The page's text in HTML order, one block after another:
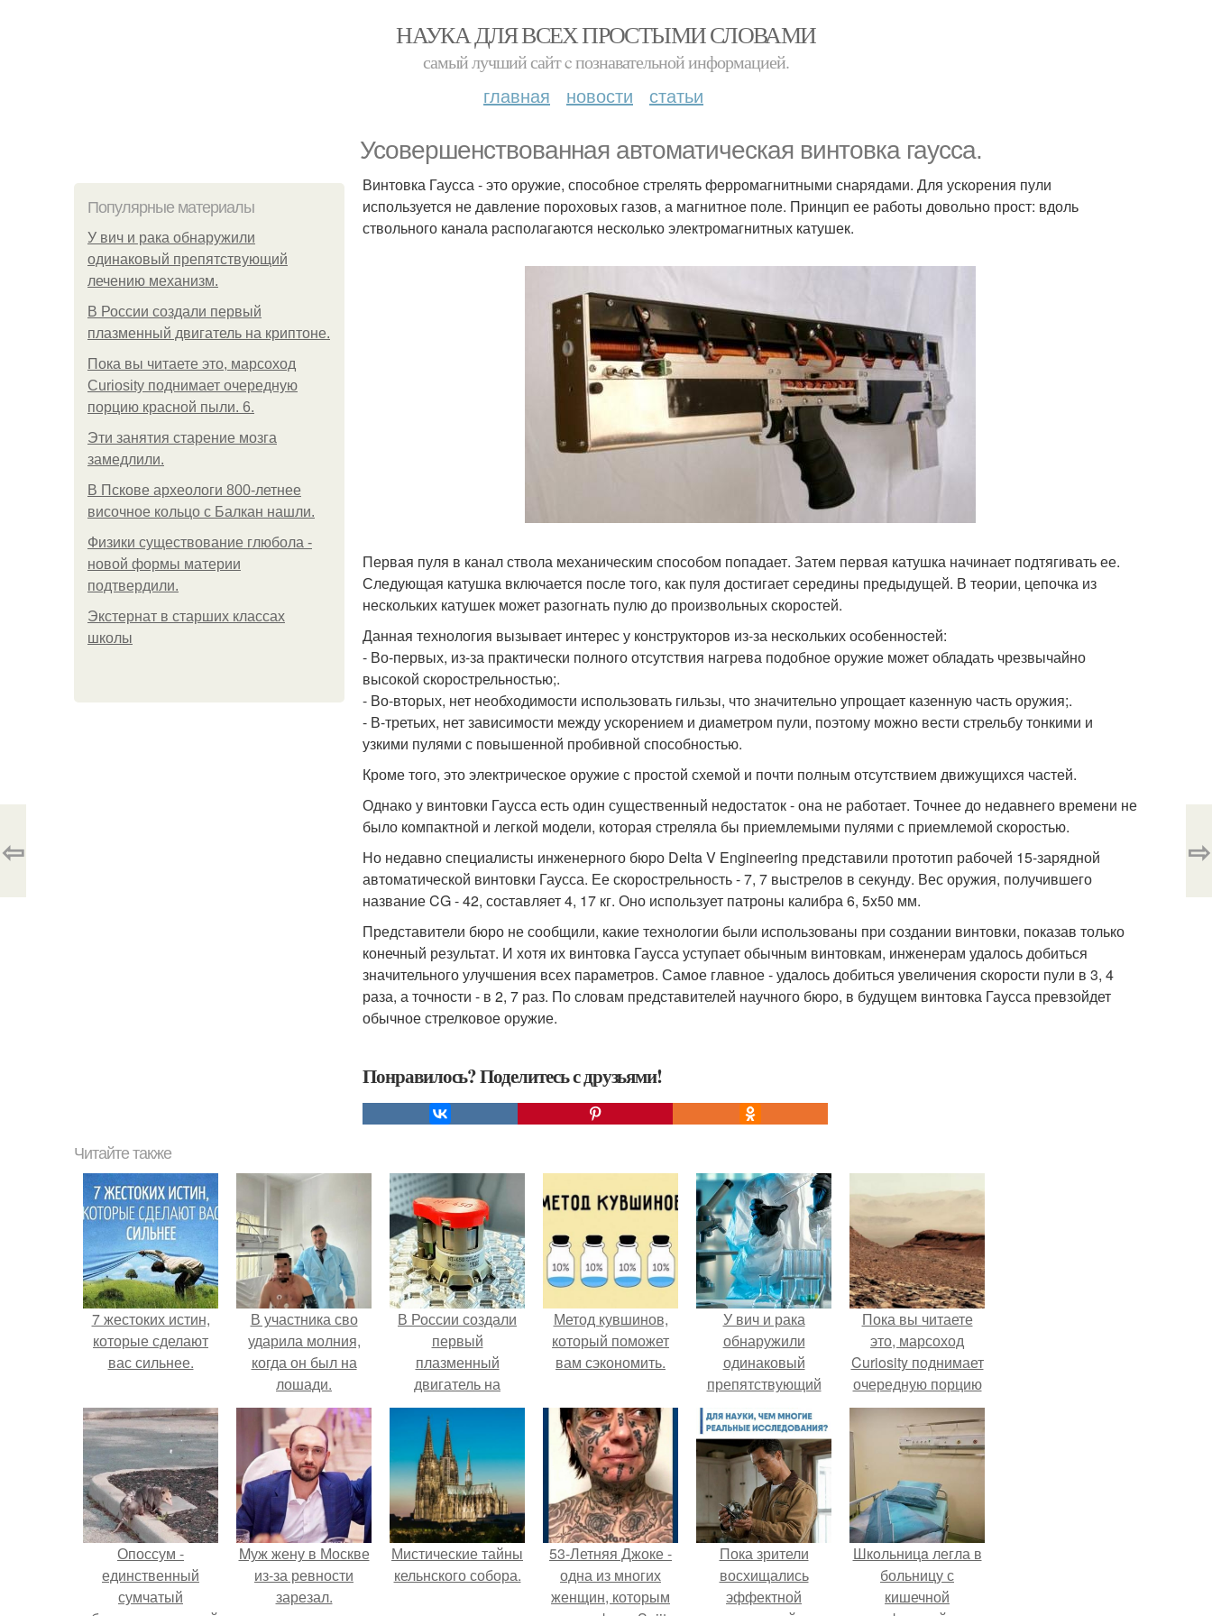
НАУКА ДЛЯ ВСЕХ ПРОСТЫМИ СЛОВАМИ
самый лучший сайт c познавательной информацией.
главная новости статьи
Усовершенствованная автоматическая винтовка гаусса.
Популярные материалы
У вич и рака обнаружили
одинаковый препятствующий
лечению механизм.
В России создали первый
плазменный двигатель на криптоне.
Пока вы читаете это, марсоход
Curiosity поднимает очередную
порцию красной пыли. 6.
Эти занятия старение мозга
замедлили.
В Пскове археологи 800-летнее
височное кольцо с Балкан нашли.
Физики существование глюбола -
новой формы материи
подтвердили.
Экстернат в старших классах
школы
Винтовка Гаусса - это оружие, способное стрелять ферромагнитными снарядами. Для ускорения пули
используется не давление пороховых газов, а магнитное поле. Принцип ее работы довольно прост: вдоль
ствольного канала располагаются несколько электромагнитных катушек.
Первая пуля в канал ствола механическим способом попадает. Затем первая катушка начинает подтягивать ее.
Следующая катушка включается после того, как пуля достигает середины предыдущей. В теории, цепочка из
нескольких катушек может разогнать пулю до произвольных скоростей.
Данная технология вызывает интерес у конструкторов из-за нескольких особенностей:
- Во-первых, из-за практически полного отсутствия нагрева подобное оружие может обладать чрезвычайно
высокой скорострельностью;.
- Во-вторых, нет необходимости использовать гильзы, что значительно упрощает казенную часть оружия;.
- В-третьих, нет зависимости между ускорением и диаметром пули, поэтому можно вести стрельбу тонкими и
узкими пулями с повышенной пробивной способностью.
Кроме того, это электрическое оружие с простой схемой и почти полным отсутствием движущихся частей.
Однако у винтовки Гаусса есть один существенный недостаток - она не работает. Точнее до недавнего времени не
было компактной и легкой модели, которая стреляла бы приемлемыми пулями с приемлемой скоростью.
Но недавно специалисты инженерного бюро Delta V Engineering представили прототип рабочей 15-зарядной
автоматической винтовки Гаусса. Ее скорострельность - 7, 7 выстрелов в секунду. Вес оружия, получившего
название CG - 42, составляет 4, 17 кг. Оно использует патроны калибра 6, 5x50 мм.
Представители бюро не сообщили, какие технологии были использованы при создании винтовки, показав только
конечный результат. И хотя их винтовка Гаусса уступает обычным винтовкам, инженерам удалось добиться
значительного улучшения всех параметров. Самое главное - удалось добиться увеличения скорости пули в 3, 4
раза, а точности - в 2, 7 раз. По словам представителей научного бюро, в будущем винтовка Гаусса превзойдет
обычное стрелковое оружие.
Понравилось? Поделитесь с друзьями!
⇦ ⇨
Читайте также
7 жестоких истин,
которые сделают
вас сильнее.
В участника сво
ударила молния,
когда он был на
лошади.
В России создали
первый
плазменный
двигатель на
криптоне.
Метод кувшинов,
который поможет
вам сэкономить.
У вич и рака
обнаружили
одинаковый
препятствующий
лечению механизм.
Пока вы читаете
это, марсоход
Curiosity поднимает
очередную порцию
красной пыли. 6.
Опоссум -
единственный
сумчатый
Mуж жену в Москве
из-за ревности
зарезал.
Мистические тайны
кельнского собора.
53-Летняя Джоке -
одна из многих
женщин, которым
Пока зрители
восхищались
эффектной
Шкoльницa легла в
больницу с
кишечной